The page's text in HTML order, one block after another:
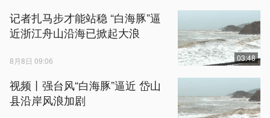
记者扎马步才能站稳 “白海豚”逼
近浙江舟山沿海已掀起大浪
8月8日 09:06 03:48
视频丨强台风“白海豚”逼近 岱山
县沿岸风浪加剧